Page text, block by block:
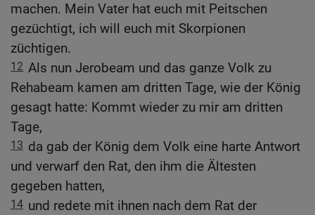
machen. Mein Vater hat euch mit Peitschen
gezüchtigt, ich will euch mit Skorpionen
züchtigen.
12 Als nun Jerobeam und das ganze Volk zu
Rehabeam kamen am dritten Tage, wie der König
gesagt hatte: Kommt wieder zu mir am dritten
Tage,
13 da gab der König dem Volk eine harte Antwort
und verwarf den Rat, den ihm die Ältesten
gegeben hatten,
14 und redete mit ihnen nach dem Rat der